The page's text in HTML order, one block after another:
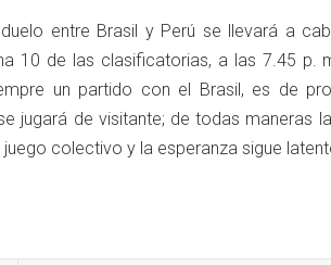
entre Brasil y Perú se llevará a
10 de las clasificatorias, a las 7.45 p.
un partido con el Brasil, es de
jugará de visitante; de todas maneras
colectivo y la esperanza sigue